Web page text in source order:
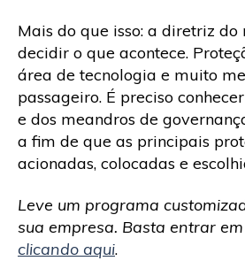
Mais do que isso: a diretriz do
decidir o que acontece.
área de tecnologia e muito
passageiro. É preciso
e dos meandros de
a fim de que as principais
acionadas, colocadas e
Leve um programa
sua empresa. Basta entrar
clicando aqui.